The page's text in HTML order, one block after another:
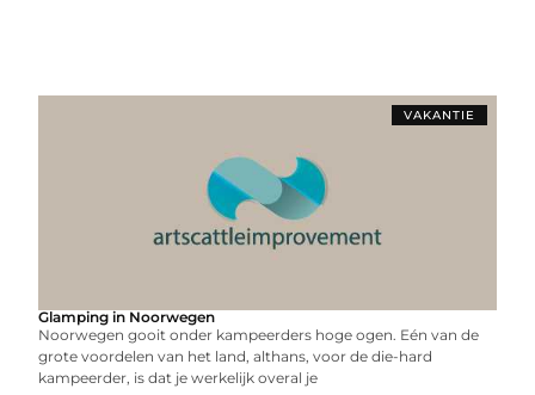
VAKANTIE
Glamping in Noorwegen
Noorwegen gooit onder kampeerders hoge ogen. Eén van de
grote voordelen van het land, althans, voor de die-hard
kampeerder, is dat je werkelijk overal je